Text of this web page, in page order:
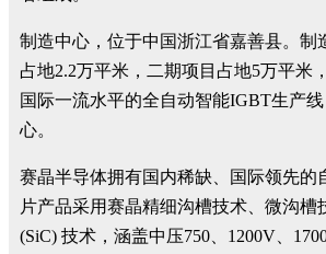
制造中心，位于中国浙江省嘉善县。制
占地2.2万平米，二期项目占地5万平米
国际一流水平的全自动智能IGBT生产
心。
赛晶半导体拥有国内稀缺、国际领先的
片产品采用赛晶精细沟槽技术、微沟槽
(SiC) 技术，涵盖中压750、1200V、